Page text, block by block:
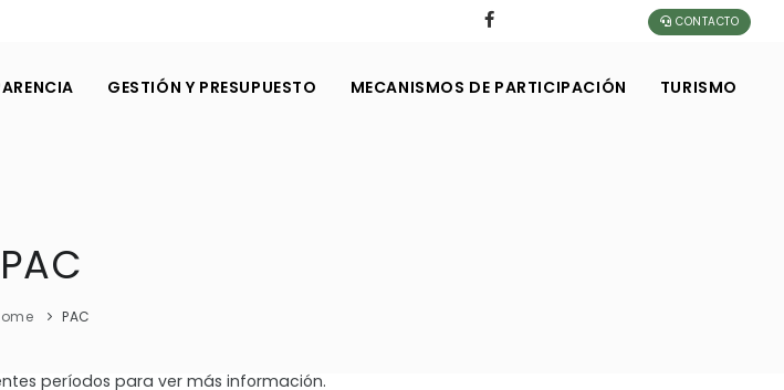
CONTACTO
GESTIÓN Y PRESUPUESTO MECANISMOS DE PARTICIPACIÓN TURISMO
PAC
PAC
períodos para ver más información.